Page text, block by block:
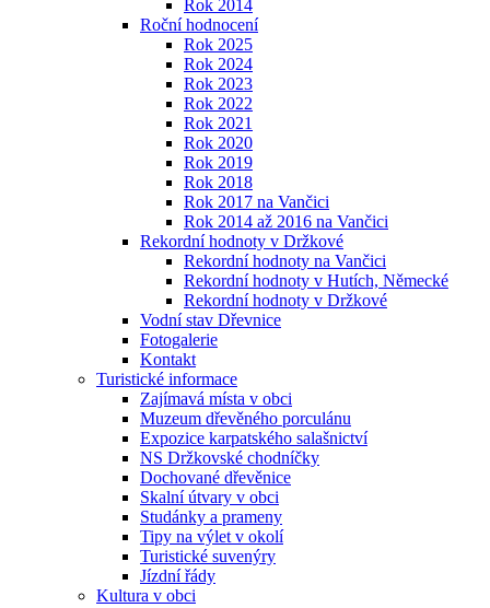
Rok 2014
Roční hodnocení
Rok 2025
Rok 2024
Rok 2023
Rok 2022
Rok 2021
Rok 2020
Rok 2019
Rok 2018
Rok 2017 na Vančici
Rok 2014 až 2016 na Vančici
Rekordní hodnoty v Držkové
Rekordní hodnoty na Vančici
Rekordní hodnoty v Hutích, Německé
Rekordní hodnoty v Držkové
Vodní stav Dřevnice
Fotogalerie
Kontakt
Turistické informace
Zajímavá místa v obci
Muzeum dřevěného porculánu
Expozice karpatského salašnictví
NS Držkovské chodníčky
Dochované dřevěnice
Skalní útvary v obci
Studánky a prameny
Tipy na výlet v okolí
Turistické suvenýry
Jízdní řády
Kultura v obci